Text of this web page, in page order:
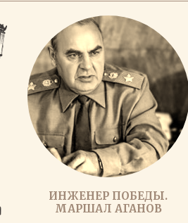
ИНЖЕНЕР ПОБЕДЫ.
МАРШАЛ АГАНОВ